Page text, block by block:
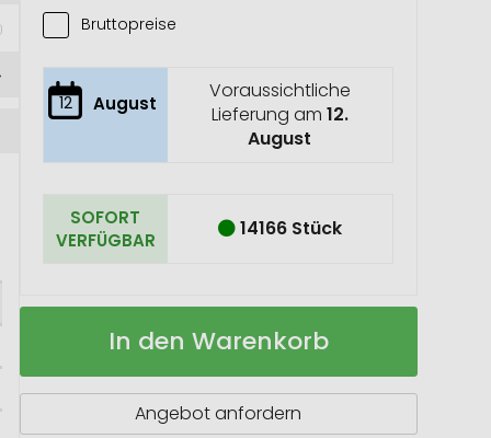
Bruttopreise
12 August
Voraussichtliche
Lieferung am 12.
August
SOFORT
VERFÜGBAR
14166 Stück
Tite
Edelstahl
Auf
In den Warenkorb
Angebot anfordern